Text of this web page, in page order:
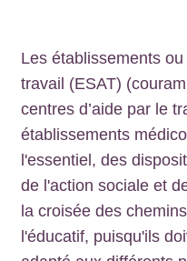
Les établissements
travail (ESAT)
centres d’aide par le
établissements
l'essentiel, des
de l'action sociale et
la croisée des
l'éducatif, puisqu'ils